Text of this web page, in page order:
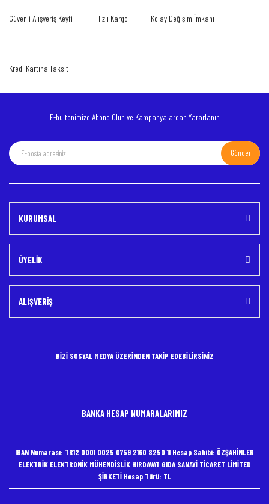
Ürün açıklamasında eksik bilgiler bulunuyor.
Güvenli Alışveriş Keyfi Hızlı Kargo Kolay Değişim İmkanı
Kredi Kartına Taksit
E-bültenimize Abone Olun ve Kampanyalardan Yararlanın
Gönder
KURUMSAL
ÜYELİK
ALIŞVERİŞ
BİZİ SOSYAL MEDYA ÜZERİNDEN TAKİP EDEBİLİRSİNİZ
BANKA HESAP NUMARALARIMIZ
IBAN Numarası: TR12 0001 0025 0759 2160 8250 11 Hesap Sahibi: ÖZŞAHİNLER
ELEKTRİK ELEKTRONİK MÜHENDİSLİK HIRDAVAT GIDA SANAYİ TİCARET LİMİTED
ŞİRKETİ Hesap Türü: TL